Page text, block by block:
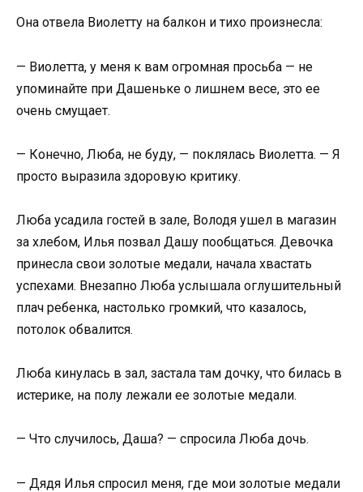
Она отвела Виолетту на балкон и тихо произнесла:
— Виолетта, у меня к вам огромная просьба — не
упоминайте при Дашеньке о лишнем весе, это ее
очень смущает.
— Конечно, Люба, не буду, — поклялась Виолетта. — Я
просто выразила здоровую критику.
Люба усадила гостей в зале, Володя ушел в магазин
за хлебом, Илья позвал Дашу пообщаться. Девочка
принесла свои золотые медали, начала хвастать
успехами. Внезапно Люба услышала оглушительный
плач ребенка, настолько громкий, что казалось,
потолок обвалится.
Люба кинулась в зал, застала там дочку, что билась в
истерике, на полу лежали ее золотые медали.
— Что случилось, Даша? — спросила Люба дочь.
— Дядя Илья спросил меня, где мои золотые медали